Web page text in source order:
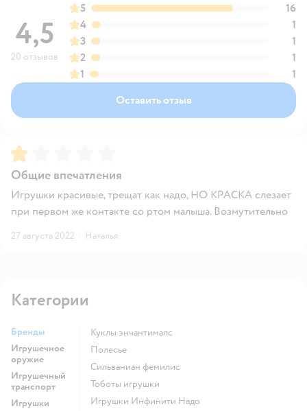
4,5
20 отзывов
5
16
4
1
3
1
2
1
1
1
Оставить отзыв
Рейтинг:
Общие впечатления
Игрушки красивые, трещат как надо, НО КРАСКА слезает
при первом же контакте со ртом малыша. Возмутительно
27 августа 2022 · Наталья
Категории
Бренды
Игрушечное
оружие
Игрушечный
транспорт
Игрушки
Куклы энчантималс
Полесье
Сильваниан фемилис
Тоботы игрушки
Игрушки Инфинити Надо